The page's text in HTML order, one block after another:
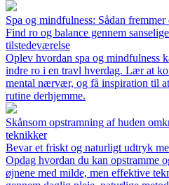
Spa og mindfulness: Sådan
Find ro og balance gennem
tilstedeværelse
Oplev hvordan spa og mindfulness
indre ro i en travl hverdag. Lær at
mental nærvær, og få inspiration til
rutine derhjemme.
Skånsom opstramning af huden
teknikker
Bevar et friskt og naturligt udtryk
Opdag hvordan du kan opstramme
øjnene med milde, men effektive